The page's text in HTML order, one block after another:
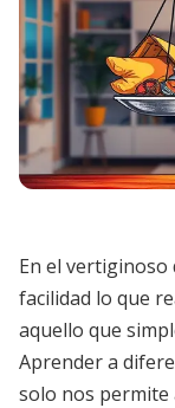
En el vertiginoso
facilidad lo que
aquello que
Aprender a
solo nos